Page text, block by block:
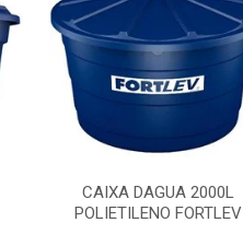
CAIXA DAGUA 2000L
POLIETILENO FORTLEV